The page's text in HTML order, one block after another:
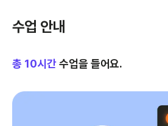
수업 안내
총 10시간 수업을 들어요.